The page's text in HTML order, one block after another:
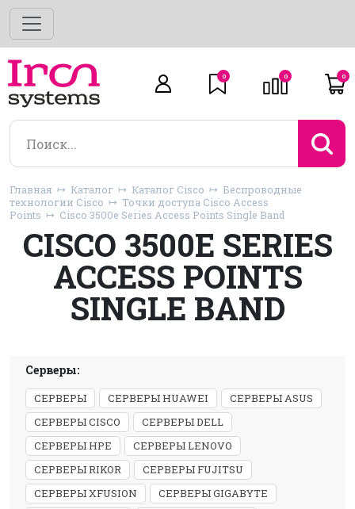
0 0 0
Главная Каталог Каталог Cisco
Беспроводные
технологии Cisco
Точки доступа Cisco Access
Points
Cisco 3500e Series Access Points Single Band
CISCO 3500E SERIES
ACCESS POINTS
SINGLE BAND
Серверы:
СЕРВЕРЫ СЕРВЕРЫ HUAWEI
СЕРВЕРЫ ASUS
СЕРВЕРЫ CISCO
СЕРВЕРЫ DELL
СЕРВЕРЫ HPE
СЕРВЕРЫ LENOVO
СЕРВЕРЫ RIKOR
СЕРВЕРЫ FUJITSU
СЕРВЕРЫ XFUSION
СЕРВЕРЫ GIGABYTE